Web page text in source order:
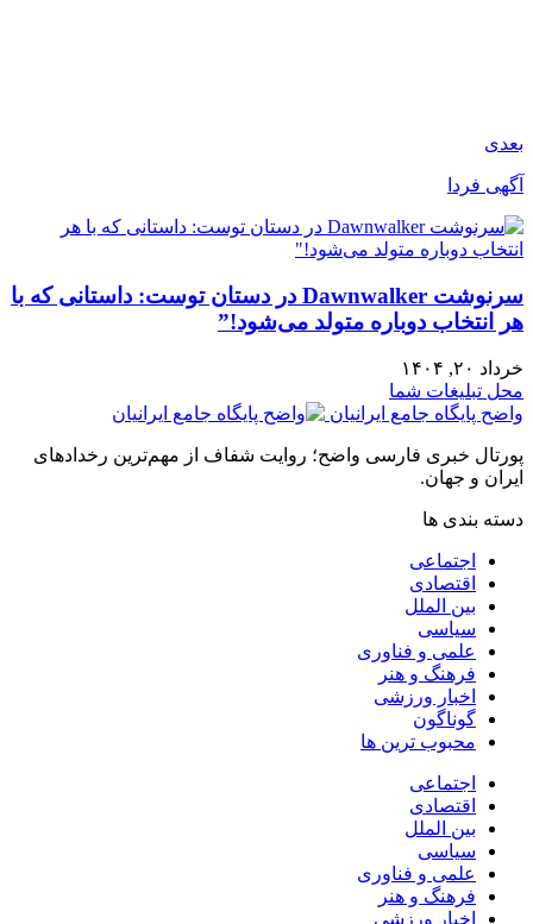
بعدی
آگهی فردا
سرنوشت Dawnwalker در دستان توست: داستانی که با
هر انتخاب دوباره متولد می‌شود!”
خرداد ۲۰, ۱۴۰۴
محل تبلیغات شما
واضح پایگاه جامع ایرانیان
پورتال خبری فارسی واضح؛ روایت شفاف از مهم‌ترین رخدادهای
ایران و جهان.
دسته بندی ها
اجتماعی
اقتصادی
بین الملل
سیاسی
علمی و فناوری
فرهنگ و هنر
اخبار ورزشی
گوناگون
محبوب ترین ها
اجتماعی
اقتصادی
بین الملل
سیاسی
علمی و فناوری
فرهنگ و هنر
اخبار ورزشی